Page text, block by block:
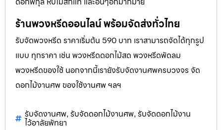
ร้านพวงหรีดออนไลน์ พร้อมจัดส่งทั่วไทย
รับจัดพวงหรีด ราคาเริ่มต้น 590 บาท เราสามารถจัดได้ทุกรูป
แบบ ทุกราคา เช่น พวงหรีดดอกไม้สด พวงหรีดพัดลม
พวงหรีดของใช้ นอกจากนี้เรายังรับจัดงานศพครบวงจร จัด
ดอกไม้งานศพ ของใช้งานศพ ฯลฯ
รับจัดงานศพ, รับจัดดอกไม้งานศพ, รับจัดดอกไม้งาน
ไว้อาลัยพัทยา